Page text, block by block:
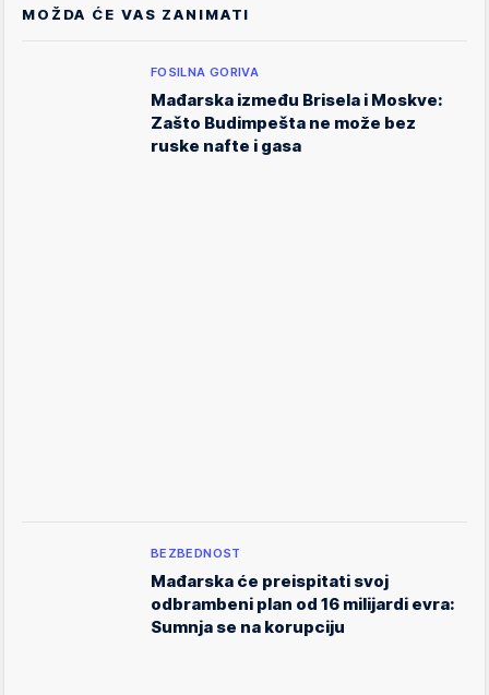
MOŽDA ĆE VAS ZANIMATI
FOSILNA GORIVA
Mađarska između Brisela i Moskve:
Zašto Budimpešta ne može bez
ruske nafte i gasa
BEZBEDNOST
Mađarska će preispitati svoj
odbrambeni plan od 16 milijardi evra:
Sumnja se na korupciju